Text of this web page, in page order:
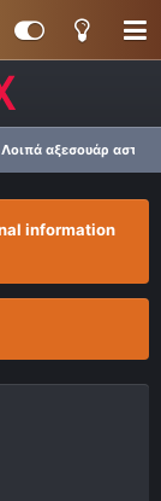
Λοιπά αξεσουάρ
information